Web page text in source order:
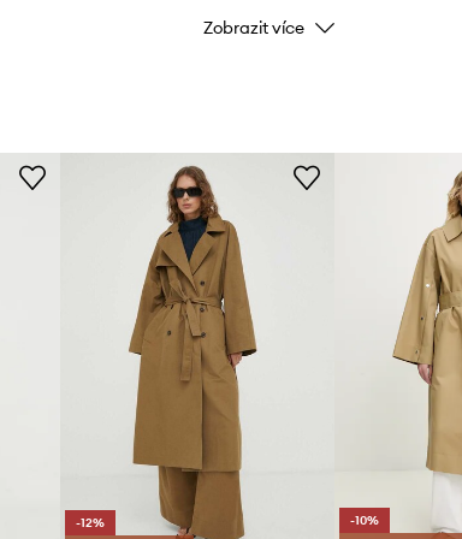
Kód výrobce
Značka
Zobrazit více
-12%
-10%